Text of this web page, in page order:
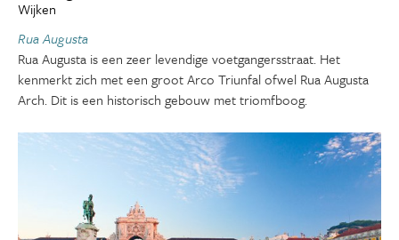
Wijken
Rua Augusta
Rua Augusta is een zeer levendige voetgangersstraat. Het
kenmerkt zich met een groot Arco Triunfal ofwel Rua Augusta
Arch. Dit is een historisch gebouw met triomfboog.